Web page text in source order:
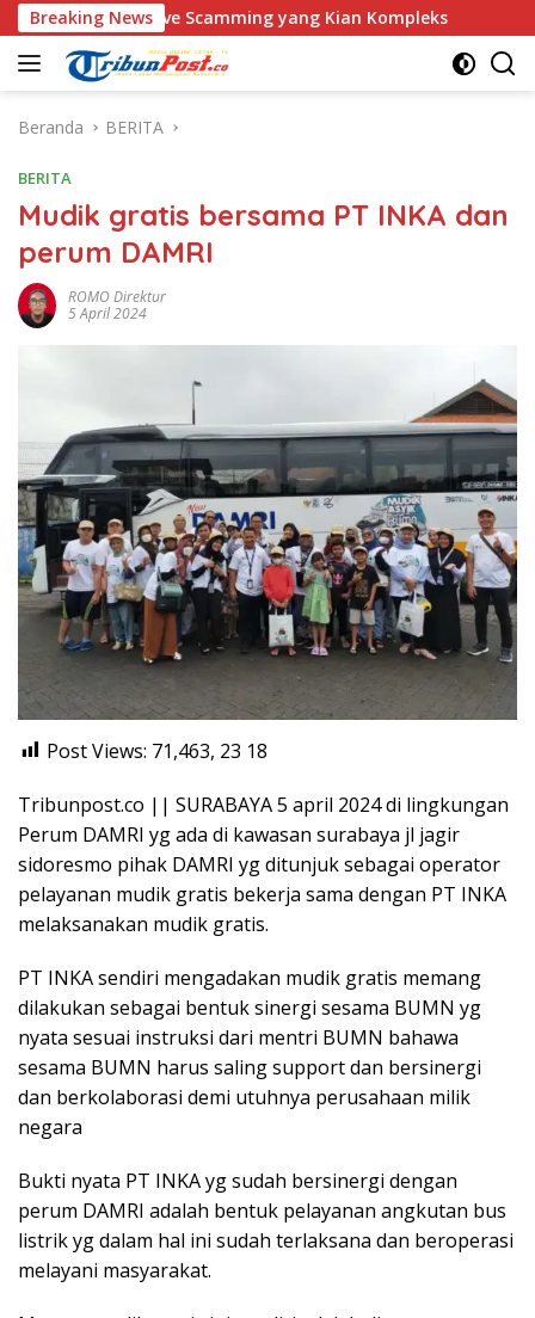
Langsung
ke
konten
Breaking News
Love Scamming yang Kian Kompleks Polri Kerahkan
Beranda BERITA
BERITA
Mudik gratis bersama PT INKA dan
perum DAMRI
ROMO Direktur
5 April 2024
Post Views: 71,463, 23 18
Tribunpost.co || SURABAYA 5 april 2024 di lingkungan
Perum DAMRI yg ada di kawasan surabaya jl jagir
sidoresmo pihak DAMRI yg ditunjuk sebagai operator
pelayanan mudik gratis bekerja sama dengan PT INKA
melaksanakan mudik gratis.
PT INKA sendiri mengadakan mudik gratis memang
dilakukan sebagai bentuk sinergi sesama BUMN yg
nyata sesuai instruksi dari mentri BUMN bahawa
sesama BUMN harus saling support dan bersinergi
dan berkolaborasi demi utuhnya perusahaan milik
negara
Bukti nyata PT INKA yg sudah bersinergi dengan
perum DAMRI adalah bentuk pelayanan angkutan bus
listrik yg dalam hal ini sudah terlaksana dan beroperasi
melayani masyarakat.